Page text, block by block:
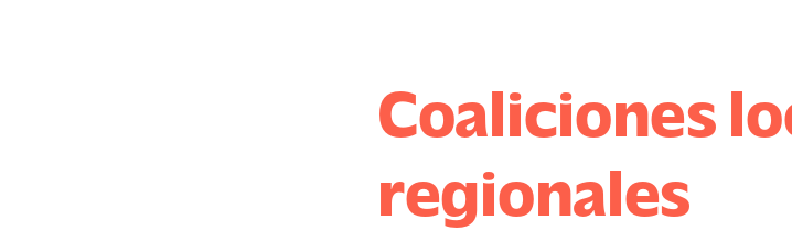
Coaliciones
regionales